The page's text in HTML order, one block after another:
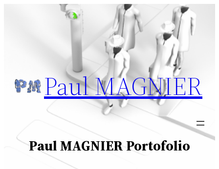
Paul MAGNIER
Paul MAGNIER Portofolio